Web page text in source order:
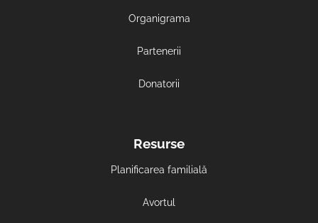
Organigrama
Partenerii
Donatorii
Resurse
Planificarea familială
Avortul